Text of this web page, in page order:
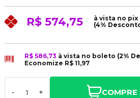
R$ 574,75
à vista no pix
(4%
R$ 586,73 à vista no boleto (2%
Economize R$ 11,97
- + COMPRE